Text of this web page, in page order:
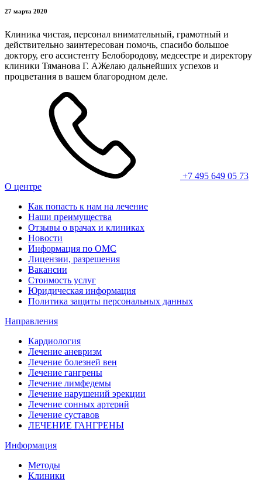
27 марта 2020
Клиника чистая, персонал внимательный, грамотный и
действительно заинтересован помочь, спасибо большое
доктору, его ассистенту Белобородову, медсестре и директору
клиники Тяманова Г. АЖелаю дальнейших успехов и
процветания в вашем благородном деле.
+7 495 649 05 73
О центре
Как попасть к нам на лечение
Наши преимущества
Отзывы о врачах и клиниках
Новости
Информация по ОМС
Лицензии, разрешения
Вакансии
Стоимость услуг
Юридическая информация
Политика защиты персональных данных
Направления
Кардиология
Лечение аневризм
Лечение болезней вен
Лечение гангрены
Лечение лимфедемы
Лечение нарушений эрекции
Лечение сонных артерий
Лечение суставов
ЛЕЧЕНИЕ ГАНГРЕНЫ
Информация
Методы
Клиники